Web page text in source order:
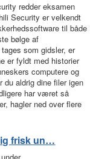
redder eksamen
Security er velkendt
til både
bølge af
som gidsler, er
er fyldt med historier
computere og
du aldrig dine filer igen
har været så
hagler ned over flere
frisk un…